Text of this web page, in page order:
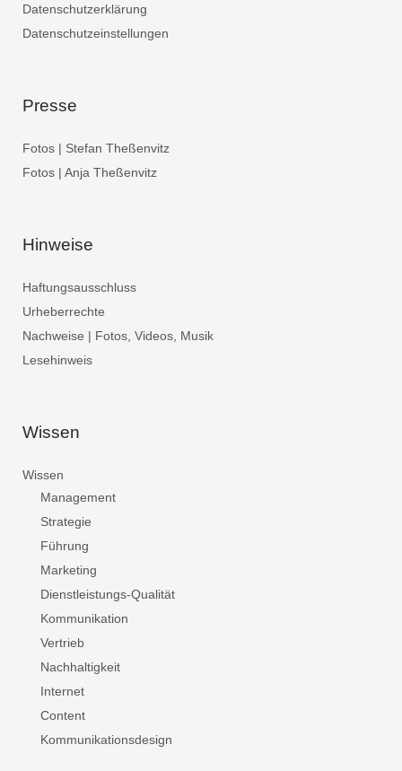
Datenschutzerklärung
Datenschutzeinstellungen
Presse
Fotos | Stefan Theßenvitz
Fotos | Anja Theßenvitz
Hinweise
Haftungsausschluss
Urheberrechte
Nachweise | Fotos, Videos, Musik
Lesehinweis
Wissen
Wissen
Management
Strategie
Führung
Marketing
Dienstleistungs-Qualität
Kommunikation
Vertrieb
Nachhaltigkeit
Internet
Content
Kommunikationsdesign